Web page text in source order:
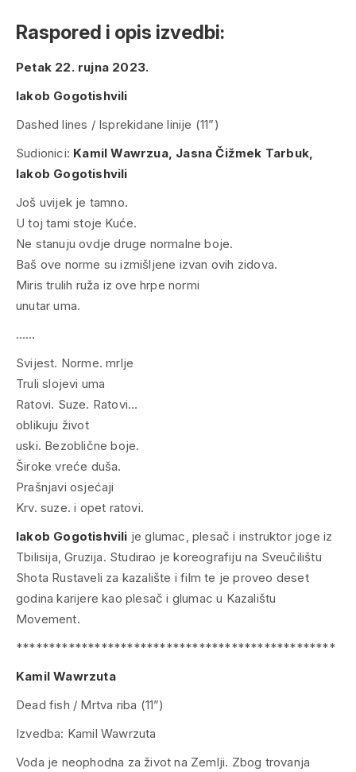
Raspored i opis izvedbi:
Petak 22. rujna 2023.
Iakob Gogotishvili
Dashed lines / Isprekidane linije (11”)
Sudionici: Kamil Wawrzua, Jasna Čižmek Tarbuk,
Iakob Gogotishvili
Još uvijek je tamno.
U toj tami stoje Kuće.
Ne stanuju ovdje druge normalne boje.
Baš ove norme su izmišljene izvan ovih zidova.
Miris trulih ruža iz ove hrpe normi
unutar uma.
……
Svijest. Norme. mrlje
Truli slojevi uma
Ratovi. Suze. Ratovi…
oblikuju život
uski. Bezoblične boje.
Široke vreće duša.
Prašnjavi osjećaji
Krv. suze. i opet ratovi.
Iakob Gogotishvili je glumac, plesač i instruktor joge iz
Tbilisija, Gruzija. Studirao je koreografiju na Sveučilištu
Shota Rustaveli za kazalište i film te je proveo deset
godina karijere kao plesač i glumac u Kazalištu
Movement.
*************************************************
Kamil Wawrzuta
Dead fish / Mrtva riba (11”)
Izvedba: Kamil Wawrzuta
Voda je neophodna za život na Zemlji. Zbog trovanja